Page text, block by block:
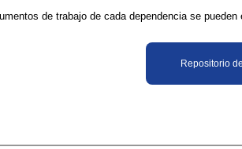
de trabajo de cada dependencia se pueden
​Repositorio